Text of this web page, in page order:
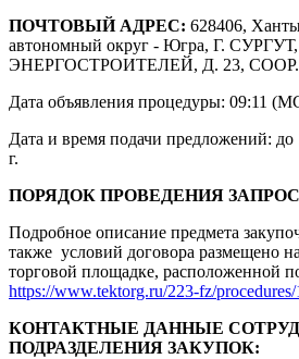
ПОЧТОВЫЙ АДРЕС: 628406,
автономный округ - Югра, Г.
ЭНЕРГОСТРОИТЕЛЕЙ, Д. 23, СООР.
Дата объявления процедуры: 09:11
Дата и время подачи предложений:
г.
ПОРЯДОК ПРОВЕДЕНИЯ
Подробное описание предмета
также условий договора размещено
торговой площадке, расположенной
https://www.tektorg.ru/223-fz/
КОНТАКТНЫЕ ДАННЫЕ
ПОДРАЗДЕЛЕНИЯ ЗАКУПОК: